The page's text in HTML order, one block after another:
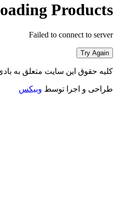
Products
Failed to connect to server
Try Again
کلیه حقوق این سایت متعلق به
طراحی و اجرا توسط وبیکس